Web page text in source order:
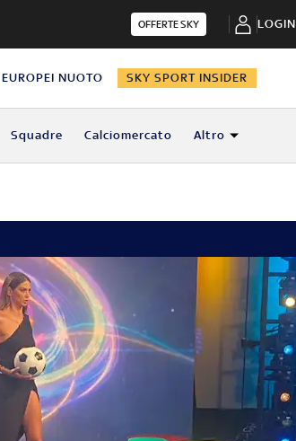
OFFERTE SKY LOGIN
EUROPEI NUOTO SKY SPORT INSIDER
Squadre Calciomercato Altro